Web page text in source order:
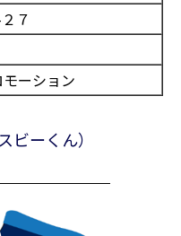
７
ーション
ビーくん）